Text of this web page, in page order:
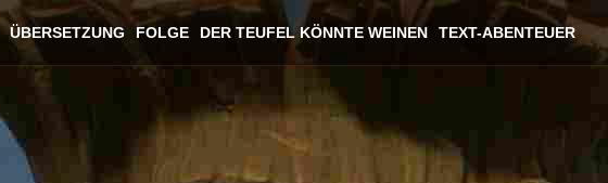
ÜBERSETZUNG FOLGE DER TEUFEL KÖNNTE WEINEN TEXT-ABENTEUER